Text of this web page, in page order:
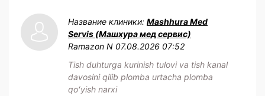
Название клиники: Mashhura Med
Servis (Машхура мед сервис)
Ramazon N 07.08.2026 07:52
Tish duhturga kurinish tulovi va tish kanal
davosini qilib plomba urtacha plomba
qoʻyish narxi